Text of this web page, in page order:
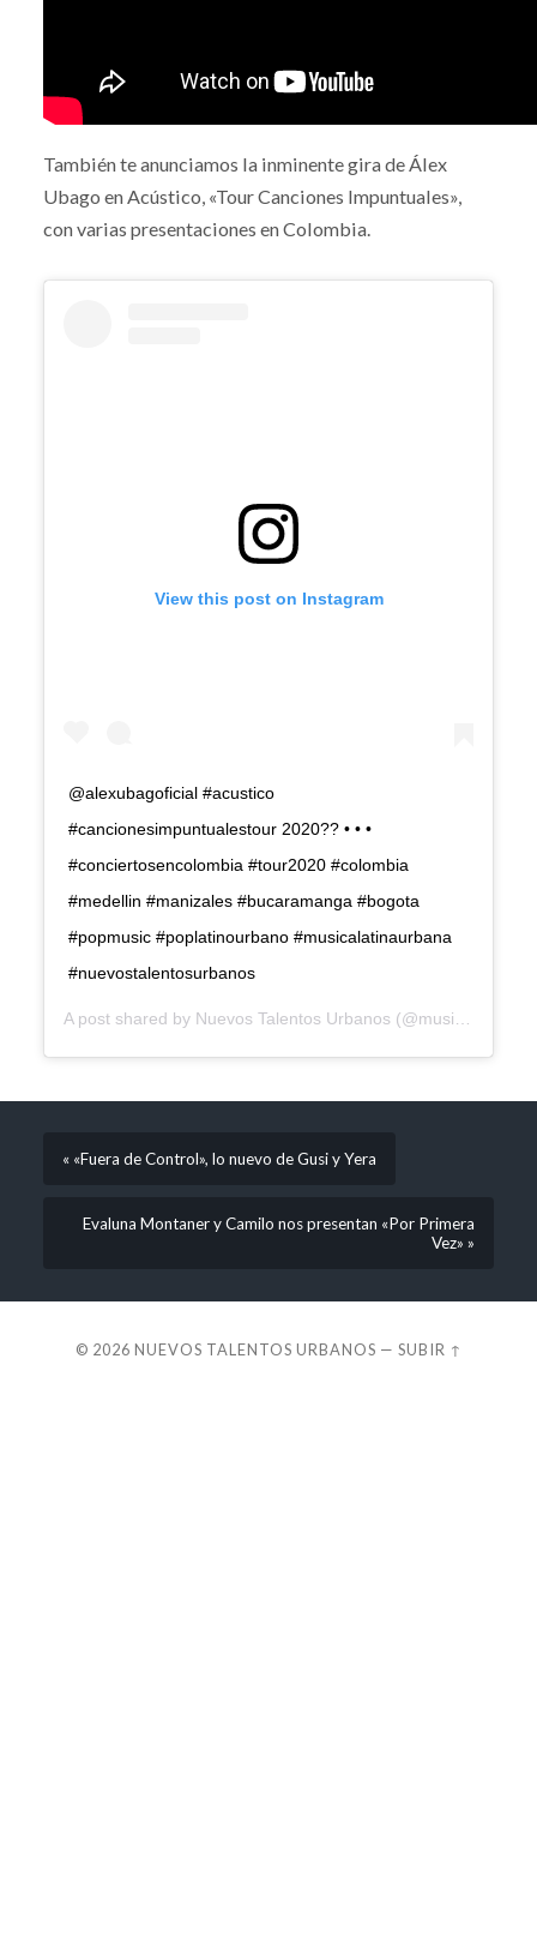
También te anunciamos la inminente gira de Álex
Ubago en Acústico, «Tour Canciones Impuntuales»,
con varias presentaciones en Colombia.
View this post on Instagram
@alexubagoficial #acustico
#cancionesimpuntualestour 2020?? • • •
#conciertosencolombia #tour2020 #colombia
#medellin #manizales #bucaramanga #bogota
#popmusic #poplatinourbano #musicalatinaurbana
#nuevostalentosurbanos
A post shared by Nuevos Talentos Urbanos (@musicalatinaurb) on
« «Fuera de Control», lo nuevo de Gusi y Yera
Evaluna Montaner y Camilo nos presentan «Por Primera
Vez» »
© 2026 NUEVOS TALENTOS URBANOS — SUBIR ↑